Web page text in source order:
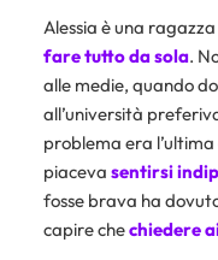
Alessia è una
fare tutto da sola.
alle medie, quando
all’università
problema era
piaceva sentirsi
fosse brava ha
capire chechiedere